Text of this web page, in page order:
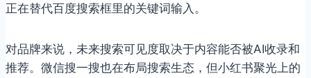
正在替代百度搜索框里的关键词输入。
对品牌来说，未来搜索可见度取决于内容能否被AI收录和
推荐。微信搜一搜也在布局搜索生态，但小红书聚光上的